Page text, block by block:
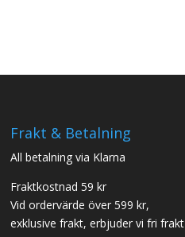
Frakt & Betalning
All betalning via Klarna
Fraktkostnad 59 kr
Vid ordervärde över 599 kr,
exklusive frakt, erbjuder vi fri frakt